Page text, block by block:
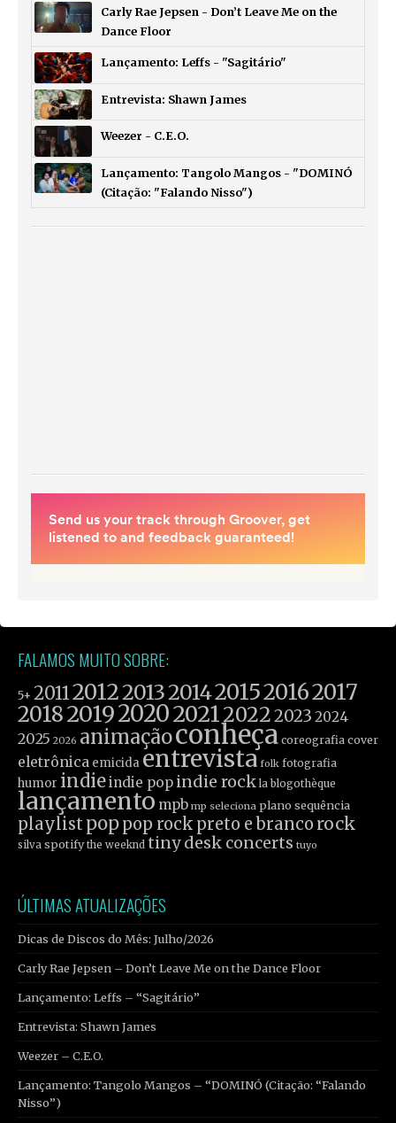
Carly Rae Jepsen - Don’t Leave Me on the
Dance Floor
Lançamento: Leffs - "Sagitário"
Entrevista: Shawn James
Weezer - C.E.O.
Lançamento: Tangolo Mangos - "DOMINÓ
(Citação: "Falando Nisso")
FALAMOS MUITO SOBRE:
5+ 2011201220132014201520162017
201820192020202120222023 2024
2025 2026 animaçãoconheça coreografia cover
eletrônica emicida entrevista folk fotografia
humor indieindie pop indie rock la blogothèque
lançamento mpb mp seleciona plano sequência
playlist poppop rock preto e branco rock
silva spotify the weeknd tiny desk concerts tuyo
ÚLTIMAS ATUALIZAÇÕES
Dicas de Discos do Mês: Julho/2026
Carly Rae Jepsen – Don’t Leave Me on the Dance Floor
Lançamento: Leffs – “Sagitário”
Entrevista: Shawn James
Weezer – C.E.O.
Lançamento: Tangolo Mangos – “DOMINÓ (Citação: “Falando
Nisso”)